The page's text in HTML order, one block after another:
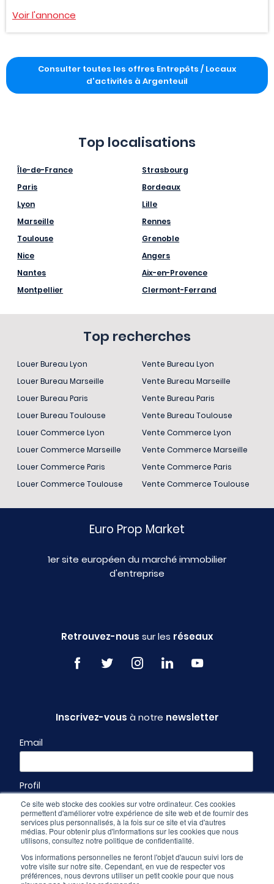
Ce site web stocke des cookies sur votre ordinateur. Ces cookies
permettent d'améliorer votre expérience de site web et de fournir des
services plus personnalisés, à la fois sur ce site et via d'autres
médias. Pour obtenir plus d'informations sur les cookies que nous
utilisons, consultez notre politique de confidentialité.
Vos informations personnelles ne feront l'objet d'aucun suivi lors de
votre visite sur notre site. Cependant, en vue de respecter vos
préférences, nous devrons utiliser un petit cookie pour que nous
Voir l'annonce
Consulter toutes les offres Entrepôts / Locaux
d'activités à Argenteuil
Top localisations
Île-de-France
Paris
Lyon
Marseille
Toulouse
Nice
Nantes
Montpellier
Strasbourg
Bordeaux
Lille
Rennes
Grenoble
Angers
Aix-en-Provence
Clermont-Ferrand
Top recherches
Louer Bureau Lyon
Louer Bureau Marseille
Louer Bureau Paris
Louer Bureau Toulouse
Louer Commerce Lyon
Louer Commerce Marseille
Louer Commerce Paris
Louer Commerce Toulouse
Vente Bureau Lyon
Vente Bureau Marseille
Vente Bureau Paris
Vente Bureau Toulouse
Vente Commerce Lyon
Vente Commerce Marseille
Vente Commerce Paris
Vente Commerce Toulouse
Euro Prop Market
1er site européen du marché immobilier
d'entreprise
Retrouvez-nous sur les réseaux
Inscrivez-vous à notre newsletter
Email
Profil